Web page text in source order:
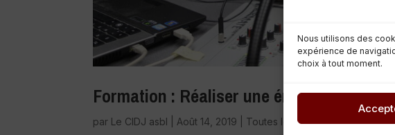
Nous utilisons des
expérience de
choix à tout moment.
Formation : Réaliser une émission radio
par Le CIDJ asbl Août 14, 2019 Toutes les actualités